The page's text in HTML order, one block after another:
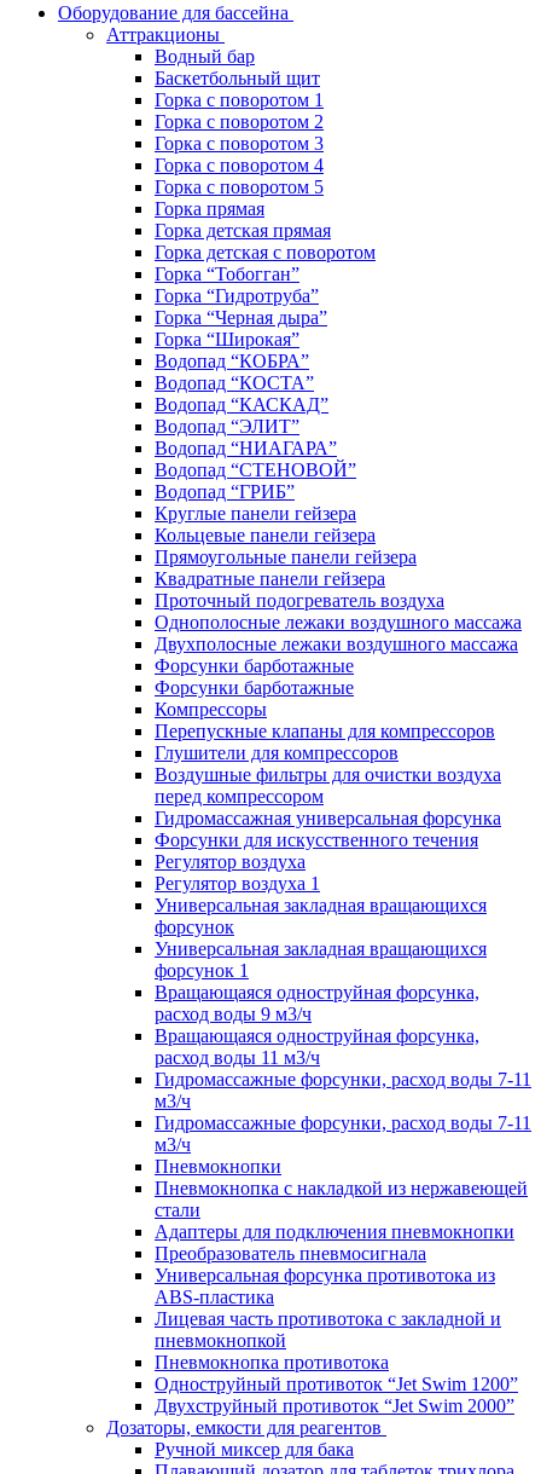
Оборудование для бассейна
Аттракционы
Водный бар
Баскетбольный щит
Горка с поворотом 1
Горка с поворотом 2
Горка с поворотом 3
Горка с поворотом 4
Горка с поворотом 5
Горка прямая
Горка детская прямая
Горка детская с поворотом
Горка “Тобогган”
Горка “Гидротруба”
Горка “Черная дыра”
Горка “Широкая”
Водопад “КОБРА”
Водопад “КОСТА”
Водопад “КАСКАД”
Водопад “ЭЛИТ”
Водопад “НИАГАРА”
Водопад “СТЕНОВОЙ”
Водопад “ГРИБ”
Круглые панели гейзера
Кольцевые панели гейзера
Прямоугольные панели гейзера
Квадратные панели гейзера
Проточный подогреватель воздуха
Однополосные лежаки воздушного массажа
Двухполосные лежаки воздушного массажа
Форсунки барботажные
Форсунки барботажные
Компрессоры
Перепускные клапаны для компрессоров
Глушители для компрессоров
Воздушные фильтры для очистки воздуха
перед компрессором
Гидромассажная универсальная форсунка
Форсунки для искусственного течения
Регулятор воздуха
Регулятор воздуха 1
Универсальная закладная вращающихся
форсунок
Универсальная закладная вращающихся
форсунок 1
Вращающаяся одноструйная форсунка,
расход воды 9 м3/ч
Вращающаяся одноструйная форсунка,
расход воды 11 м3/ч
Гидромассажные форсунки, расход воды 7-11
м3/ч
Гидромассажные форсунки, расход воды 7-11
м3/ч
Пневмокнопки
Пневмокнопка с накладкой из нержавеющей
стали
Адаптеры для подключения пневмокнопки
Преобразователь пневмосигнала
Универсальная форсунка противотока из
ABS-пластика
Лицевая часть противотока с закладной и
пневмокнопкой
Пневмокнопка противотока
Одноструйный противоток “Jet Swim 1200”
Двухструйный противоток “Jet Swim 2000”
Дозаторы, емкости для реагентов
Ручной миксер для бака